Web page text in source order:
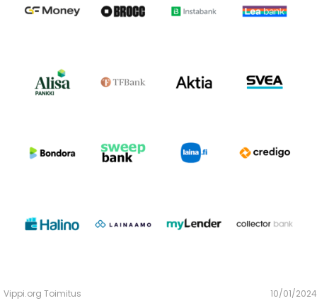
Vippi.org Toimitus
10/01/2024